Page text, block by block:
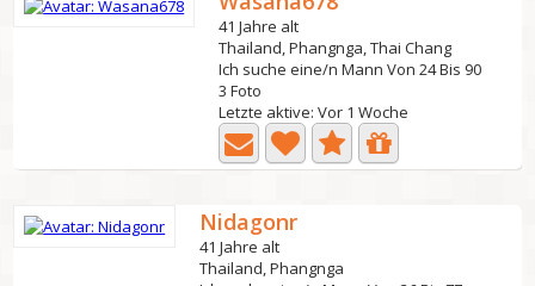
41 Jahre alt
Thailand, Phangnga, Thai Chang
Ich suche eine/n Mann Von 24 Bis 90
3 Foto
Letzte aktive: Vor 1 Woche
Nidagonr
41 Jahre alt
Thailand, Phangnga